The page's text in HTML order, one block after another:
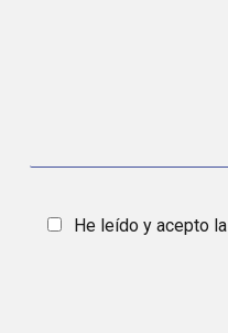
He leído y acepto la